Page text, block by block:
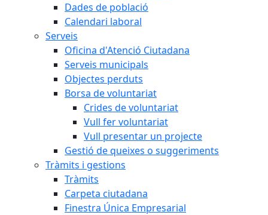
Dades de població
Calendari laboral
Serveis
Oficina d'Atenció Ciutadana
Serveis municipals
Objectes perduts
Borsa de voluntariat
Crides de voluntariat
Vull fer voluntariat
Vull presentar un projecte
Gestió de queixes o suggeriments
Tràmits i gestions
Tràmits
Carpeta ciutadana
Finestra Única Empresarial